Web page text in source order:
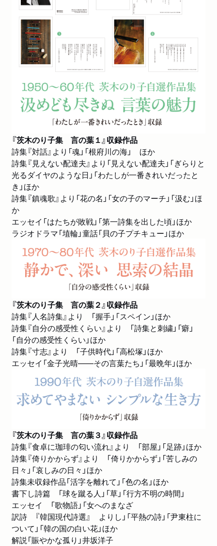
『茨木のり子集 言の葉１』収録作品
詩集『対話』より「魂」「根府川の海」 ほか
詩集『見えない配達夫』より「見えない配達夫」「ぎらりと
光るダイヤのような日」「わたしが一番きれいだったと
き」ほか
詩集『鎮魂歌』より「花の名」「女の子のマーチ」「汲む」ほ
か
エッセイ「はたちが敗戦」「第一詩集を出した頃」ほか
ラジオドラマ「埴輪」童話「貝の子プチキュー」ほか
『茨木のり子集 言の葉２』収録作品
詩集『人名詩集』より 「握手」「スペイン」ほか
詩集『自分の感受性くらい』より 「詩集と刺繍」「癖」
「自分の感受性くらい」ほか
詩集『寸志』より 「子供時代」「高松塚」ほか
エッセイ「金子光晴――その言葉たち」「最晩年」ほか
『茨木のり子集 言の葉３』収録作品
詩集『食卓に珈琲の匂い流れ』より 「部屋」「足跡」ほか
詩集『倚りかからず』より 「倚りかからず」「苦しみの
日々」「哀しみの日々」ほか
詩集未収録作品「活字を離れて」「色の名」ほか
書下し詩篇 「球を蹴る人」「草」「行方不明の時間」
エッセイ 「歌物語」「女へのまなざ
訳詩 『韓国現代詩選』 よりし」「平熱の詩」「尹東柱に
ついて」「韓の国の白い花」ほか
解説「賑やかな孤り」井坂洋子